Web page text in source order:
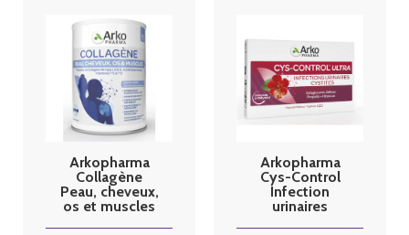
Arkopharma
Collagène
Peau, cheveux,
os et muscles
Arkopharma
Cys-Control
Infection
urinaires